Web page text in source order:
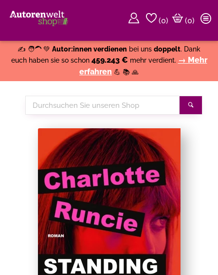
(0)
(0)
✍️ 🧑‍🦱 💚 Autor:innen verdienen bei uns doppelt. Dank
euch haben sie so schon 459.243 € mehr verdient. → Mehr
erfahren 💪 📚 🙏
Durchsuchen
Sie